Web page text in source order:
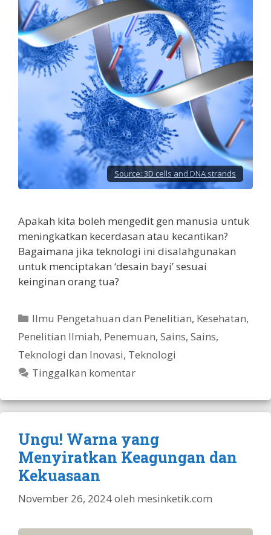
Source: 3D cells and DNA strands
Apakah kita boleh mengedit gen manusia untuk
meningkatkan kecerdasan atau kecantikan?
Bagaimana jika teknologi ini disalahgunakan
untuk menciptakan ‘desain bayi’ sesuai
keinginan orang tua?
Kategori
Ilmu Pengetahuan dan Penelitian, Kesehatan,
Penelitian Ilmiah, Penemuan, Sains, Sains,
Teknologi dan Inovasi, Teknologi
Tinggalkan komentar
Ungu! Warna yang
Menyiratkan Keagungan dan
Kekuasaan
November 26, 2024oleh mesinketik.com